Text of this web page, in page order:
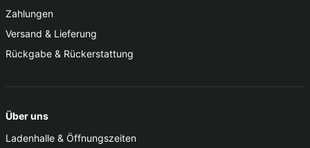
Zahlungen
Versand & Lieferung
Rückgabe & Rückerstattung
Über uns
Ladenhalle & Öffnungszeiten